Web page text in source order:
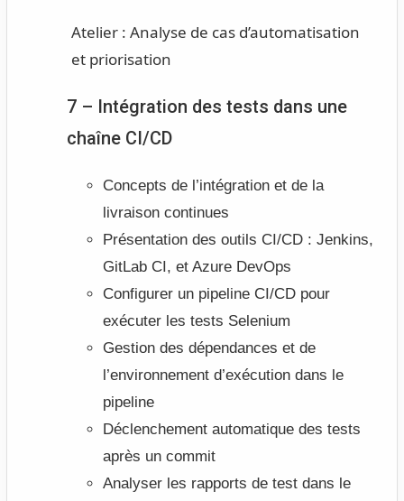
Atelier : Analyse de cas d’automatisation
et priorisation
7 – Intégration des tests dans une
chaîne CI/CD
Concepts de l’intégration et de la
livraison continues
Présentation des outils CI/CD : Jenkins,
GitLab CI, et Azure DevOps
Configurer un pipeline CI/CD pour
exécuter les tests Selenium
Gestion des dépendances et de
l’environnement d’exécution dans le
pipeline
Déclenchement automatique des tests
après un commit
Analyser les rapports de test dans le